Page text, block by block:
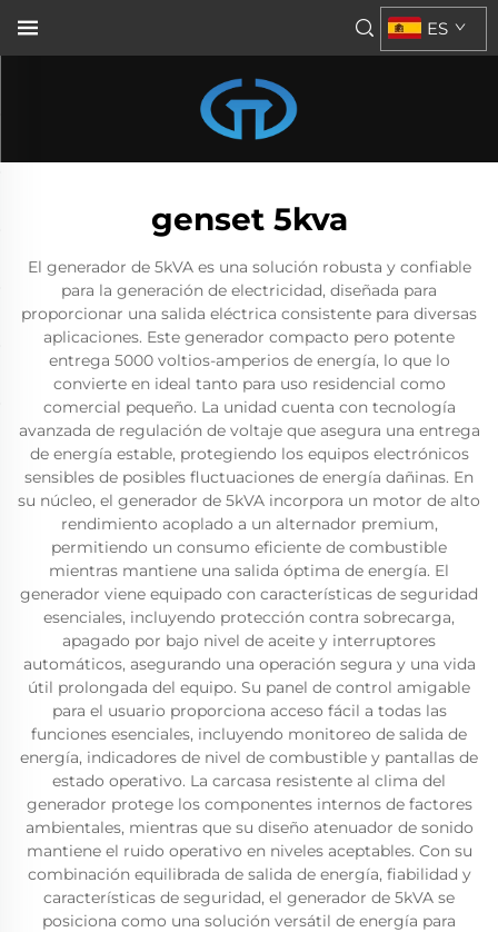
ES
genset 5kva
El generador de 5kVA es una solución robusta y confiable
para la generación de electricidad, diseñada para
proporcionar una salida eléctrica consistente para diversas
aplicaciones. Este generador compacto pero potente
entrega 5000 voltios-amperios de energía, lo que lo
convierte en ideal tanto para uso residencial como
comercial pequeño. La unidad cuenta con tecnología
avanzada de regulación de voltaje que asegura una entrega
de energía estable, protegiendo los equipos electrónicos
sensibles de posibles fluctuaciones de energía dañinas. En
su núcleo, el generador de 5kVA incorpora un motor de alto
rendimiento acoplado a un alternador premium,
permitiendo un consumo eficiente de combustible
mientras mantiene una salida óptima de energía. El
generador viene equipado con características de seguridad
esenciales, incluyendo protección contra sobrecarga,
apagado por bajo nivel de aceite y interruptores
automáticos, asegurando una operación segura y una vida
útil prolongada del equipo. Su panel de control amigable
para el usuario proporciona acceso fácil a todas las
funciones esenciales, incluyendo monitoreo de salida de
energía, indicadores de nivel de combustible y pantallas de
estado operativo. La carcasa resistente al clima del
generador protege los componentes internos de factores
ambientales, mientras que su diseño atenuador de sonido
mantiene el ruido operativo en niveles aceptables. Con su
combinación equilibrada de salida de energía, fiabilidad y
características de seguridad, el generador de 5kVA se
posiciona como una solución versátil de energía para